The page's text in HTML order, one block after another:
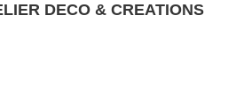
DECO & CREATIONS